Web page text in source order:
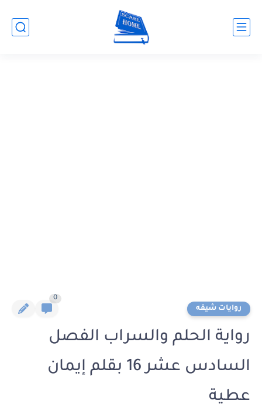
روايات شيقه
0
رواية الحلم والسراب الفصل
السادس عشر 16 بقلم إيمان
عطية